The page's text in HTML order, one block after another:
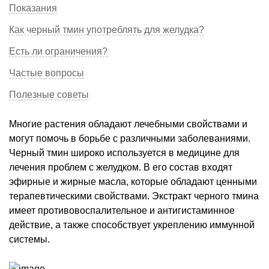
Показания
Как черный тмин употреблять для желудка?
Есть ли ограничения?
Частые вопросы
Полезные советы
Многие растения обладают лечебными свойствами и
могут помочь в борьбе с различными заболеваниями.
Черный тмин широко используется в медицине для
лечения проблем с желудком. В его состав входят
эфирные и жирные масла, которые обладают ценными
терапевтическими свойствами. Экстракт черного тмина
имеет противовоспалительное и антигистаминное
действие, а также способствует укреплению иммунной
системы.